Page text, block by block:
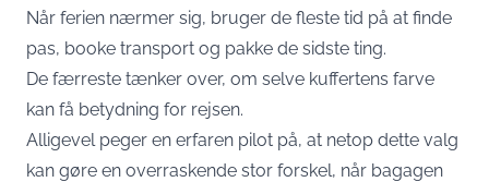
Når ferien nærmer sig, bruger de fleste tid på at finde
pas, booke transport og pakke de sidste ting.
De færreste tænker over, om selve kuffertens farve
kan få betydning for rejsen.
Alligevel peger en erfaren pilot på, at netop dette valg
kan gøre en overraskende stor forskel, når bagagen